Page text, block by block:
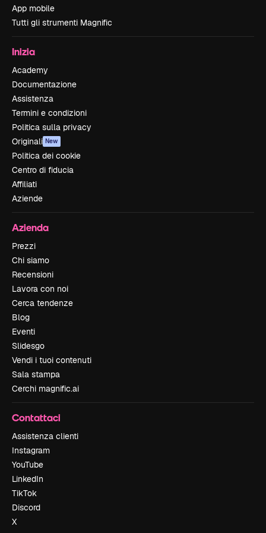
App mobile
Tutti gli strumenti Magnific
Inizia
Academy
Documentazione
Assistenza
Termini e condizioni
Politica sulla privacy
Originali New
Politica dei cookie
Centro di fiducia
Affiliati
Aziende
Azienda
Prezzi
Chi siamo
Recensioni
Lavora con noi
Cerca tendenze
Blog
Eventi
Slidesgo
Vendi i tuoi contenuti
Sala stampa
Cerchi magnific.ai
Contattaci
Assistenza clienti
Instagram
YouTube
LinkedIn
TikTok
Discord
X